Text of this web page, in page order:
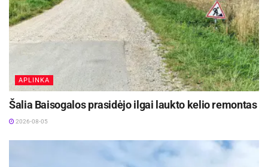
Šaltinis: Visagino savivaldybė
APLINKA
Šalia Baisogalos prasidėjo ilgai laukto kelio remontas
2026-08-05